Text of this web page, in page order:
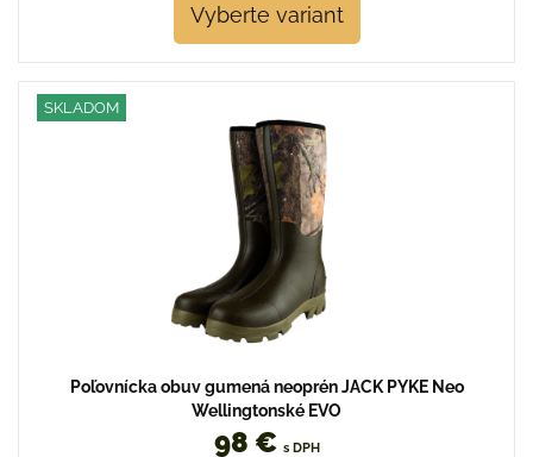
Vyberte variant
SKLADOM
Poľovnícka obuv gumená neoprén JACK PYKE Neo
Wellingtonské EVO
98 € s DPH